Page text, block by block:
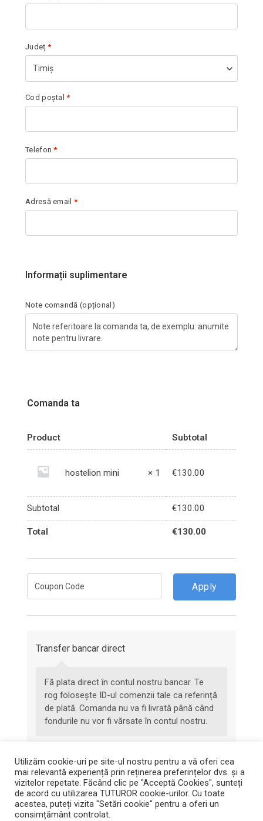
Județ *
Timiș
Cod poștal *
Telefon*
Adresă email *
Informații suplimentare
Note comandă (opțional)
Comanda ta
Product Subtotal
hostelion mini × 1 €130.00
Subtotal €130.00
Total €130.00
Apply
Transfer bancar direct
Fă plata direct în contul nostru bancar. Te
rog folosește ID-ul comenzii tale ca referință
de plată. Comanda nu va fi livrată până când
fondurile nu vor fi vărsate în contul nostru.
Datele dvs. personale vor fi folosite pentru a vă procesa comanda,
pentru a vă susține experiența pe acest site web și pentru alte
scopuri descrise în pagina noastrăpolitică de confidențialitate .
Comanda €130.00
Utilizăm cookie-uri pe site-ul nostru pentru a vă oferi cea
mai relevantă experiență prin reținerea preferințelor dvs. și a
vizitelor repetate. Făcând clic pe "Acceptă Cookies", sunteți
de acord cu utilizarea TUTUROR cookie-urilor. Cu toate
acestea, puteți vizita "Setări cookie" pentru a oferi un
consimțământ controlat.